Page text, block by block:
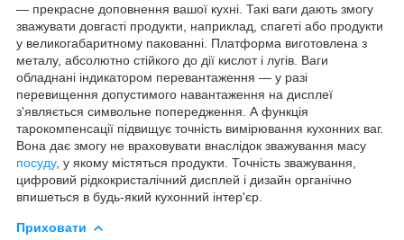
— прекрасне доповнення вашої кухні. Такі ваги дають змогу
зважувати довгасті продукти, наприклад, спагеті або продукти
у великогабаритному пакованні. Платформа виготовлена з
металу, абсолютно стійкого до дії кислот і лугів. Ваги
обладнані індикатором перевантаження — у разі
перевищення допустимого навантаження на дисплеї
з'являється символьне попередження. А функція
тарокомпенсації підвищує точність вимірювання кухонних ваг.
Вона дає змогу не враховувати внаслідок зважування масу
посуду, у якому містяться продукти. Точність зважування,
цифровий рідкокристалічний дисплей і дизайн органічно
впишеться в будь-який кухонний інтер'єр.
Приховати